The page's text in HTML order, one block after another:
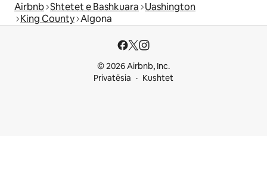
Airbnb Shtetet e Bashkuara Uashington
King County Algona
© 2026 Airbnb, Inc.
Privatësia
Kushtet